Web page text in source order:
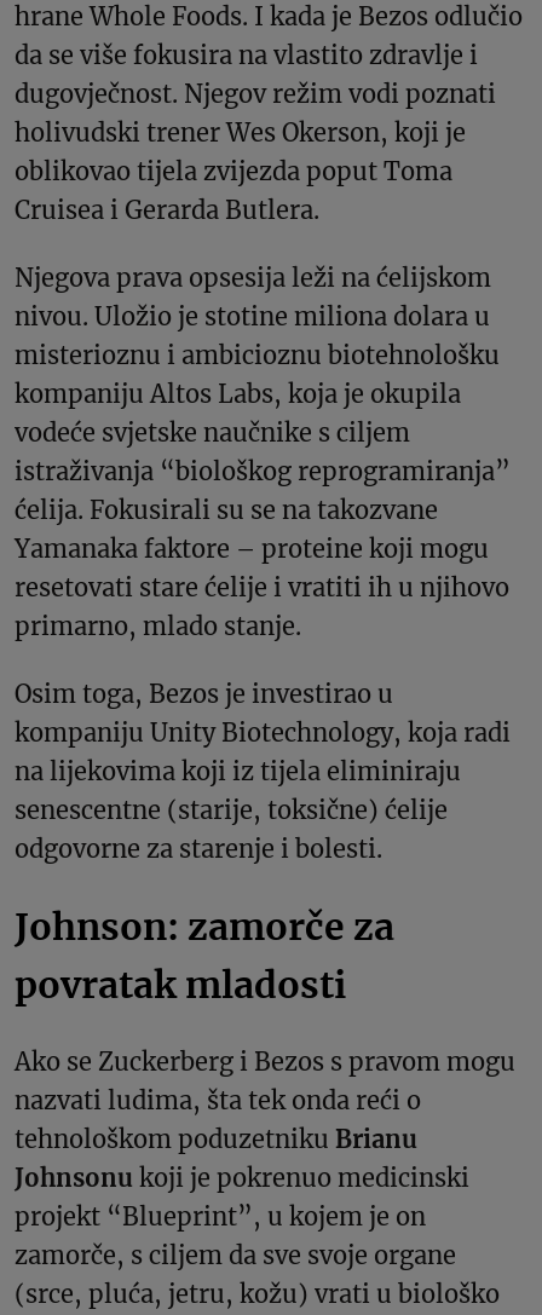
hrane Whole Foods. I kada je Bezos odlučio
da se više fokusira na vlastito zdravlje i
dugovječnost. Njegov režim vodi poznati
holivudski trener Wes Okerson, koji je
oblikovao tijela zvijezda poput Toma
Cruisea i Gerarda Butlera.
Njegova prava opsesija leži na ćelijskom
nivou. Uložio je stotine miliona dolara u
misterioznu i ambicioznu biotehnološku
kompaniju Altos Labs, koja je okupila
vodeće svjetske naučnike s ciljem
istraživanja “biološkog reprogramiranja”
ćelija. Fokusirali su se na takozvane
Yamanaka faktore – proteine ​​koji mogu
resetovati stare ćelije i vratiti ih u njihovo
primarno, mlado stanje.
Osim toga, Bezos je investirao u
kompaniju Unity Biotechnology, koja radi
na lijekovima koji iz tijela eliminiraju
senescentne (starije, toksične) ćelije
odgovorne za starenje i bolesti.
Johnson: zamorče za
povratak mladosti
Ako se Zuckerberg i Bezos s pravom mogu
nazvati ludima, šta tek onda reći o
tehnološkom poduzetniku Brianu
Johnsonu koji je pokrenuo medicinski
projekt “Blueprint”, u kojem je on
zamorče, s ciljem da sve svoje organe
(srce, pluća, jetru, kožu) vrati u biološko